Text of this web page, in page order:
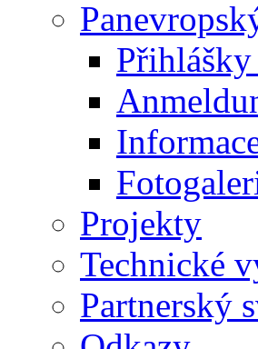
Projekty
Technické
Partnerský